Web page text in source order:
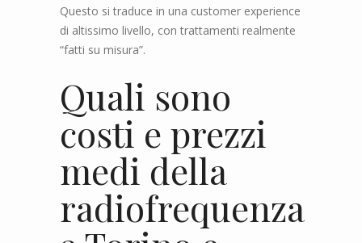
Questo si traduce in una customer experience
di altissimo livello, con trattamenti realmente
“fatti su misura”.
Quali sono
costi e prezzi
medi della
radiofrequenza